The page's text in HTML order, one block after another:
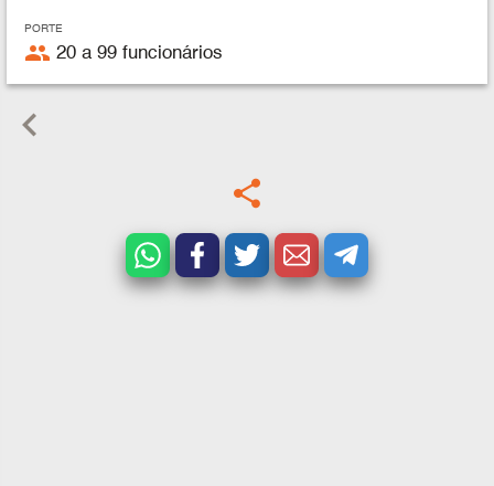
PORTE
people 20 a 99 funcionários
keyboard_arrow_left
share